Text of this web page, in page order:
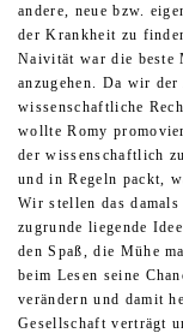
andere, neue bzw.
der Krankheit zu
Naivität war die beste
anzugehen. Da wir
wissenschaftliche
wollte Romy
der wissenschaftlich
und in Regeln packt,
Wir stellen das
zugrunde liegende
den Spaß, die Mühe
beim Lesen seine
verändern und damit
Gesellschaft verträgt